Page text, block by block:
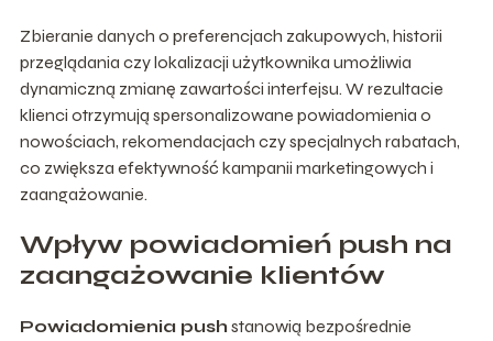
Zbieranie danych o preferencjach zakupowych, historii
przeglądania czy lokalizacji użytkownika umożliwia
dynamiczną zmianę zawartości interfejsu. W rezultacie
klienci otrzymują spersonalizowane powiadomienia o
nowościach, rekomendacjach czy specjalnych rabatach,
co zwiększa efektywność kampanii marketingowych i
zaangażowanie.
Wpływ powiadomień push na
zaangażowanie klientów
Powiadomienia push stanowią bezpośrednie